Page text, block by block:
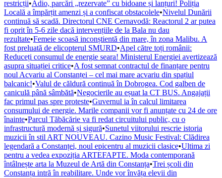
restricții•Adio, parcări „rezervate” cu bidoane și lanțuri! Poliția
Locală a împărțit amenzi și a confiscat obstacolele•Nivelul Dunării
continuă să scadă. Directorul CNE Cernavodă: Reactorul 2 ar putea
fi oprit în 5-6 zile dacă intervențiile de la Bala nu dau
rezultate•Femeie scoasă inconștientă din mare, în zona Malibu. A
fost preluată de elicopterul SMURD•Apel către toți românii:
Reduceți consumul de energie seara! Ministerul Energiei avertizează
asupra situației critice•A fost semnat contractul de finanțare pentru
noul Acvariu al Constanței – cel mai mare acvariu din spațiul
balcanic!•Valul de căldură continuă în Dobrogea. Cod galben de
caniculă până sâmbătă•Negocierile au eșuat la CT BUS. Angajații
fac primul pas spre proteste•Guvernul ia în calcul limitarea
consumului de energie. Marile companii vor fi anunțate cu 24 de ore
înainte•Parcul Tăbăcărie va fi redat circuitului public, cu o
infrastructură modernă și sigură•Sunetul viitorului rescrie istoria
muzicii în stil ART NOUVEAU. Cazino Music Festival: Clădirea
legendară a Constanței, noul epicentru al muzicii clasice•Ultima zi
pentru a vedea expoziția ARTEFAPTE. Moda contemporană
întâlnește arta la Muzeul de Artă din Constanța•Trei școli din
Constanța intră în reabilitare. Unde vor învăța elevii din